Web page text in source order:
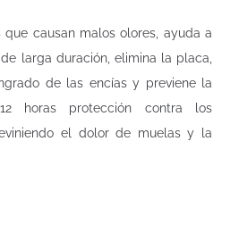
causan malos olores, ayuda a
larga duración, elimina la placa,
de las encías y previene la
horas protección contra los
el dolor de muelas y la